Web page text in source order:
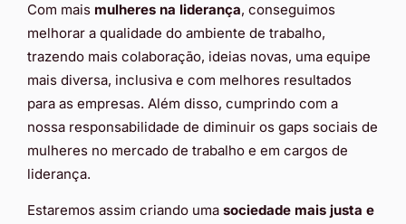
Com mais mulheres na liderança, conseguimos
melhorar a qualidade do ambiente de trabalho,
trazendo mais colaboração, ideias novas, uma equipe
mais diversa, inclusiva e com melhores resultados
para as empresas. Além disso, cumprindo com a
nossa responsabilidade de diminuir os gaps sociais de
mulheres no mercado de trabalho e em cargos de
liderança.
Estaremos assim criando uma sociedade mais justa e